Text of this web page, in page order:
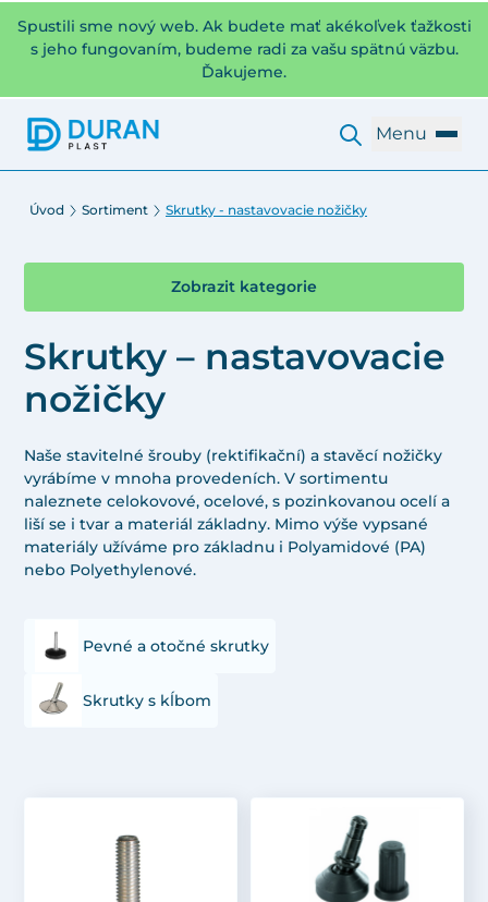
Spustili sme nový web. Ak budete mať akékoľvek ťažkosti
s jeho fungovaním, budeme radi za vašu spätnú väzbu.
Ďakujeme.
Menu
Úvod Sortiment Skrutky - nastavovacie nožičky
Zobrazit kategorie
Skrutky – nastavovacie
nožičky
Naše stavitelné šrouby (rektifikační) a stavěcí nožičky
vyrábíme v mnoha provedeních. V sortimentu
naleznete celokovové, ocelové, s pozinkovanou ocelí a
liší se i tvar a materiál základny. Mimo výše vypsané
materiály užíváme pro základnu i Polyamidové (PA)
nebo Polyethylenové.
Pevné a otočné skrutky
Skrutky s kĺbom